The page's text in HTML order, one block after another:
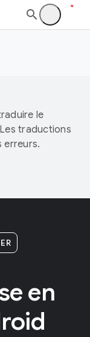
le
traductions
erreurs.
en